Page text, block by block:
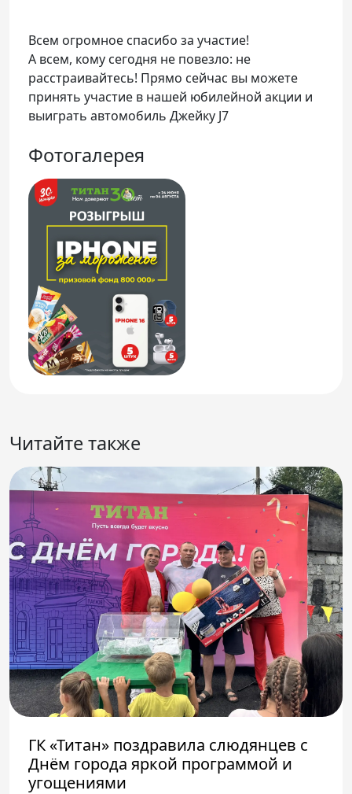
Всем огромное спасибо за участие!
А всем, кому сегодня не повезло: не
расстраивайтесь! Прямо сейчас вы можете
принять участие в нашей юбилейной акции и
выиграть автомобиль Джейку J7
Фотогалерея
Читайте также
ГК «Титан» поздравила слюдянцев с
Днём города яркой программой и
угощениями